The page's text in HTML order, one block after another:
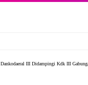
Dankodaeral III Didampingi Kdk III